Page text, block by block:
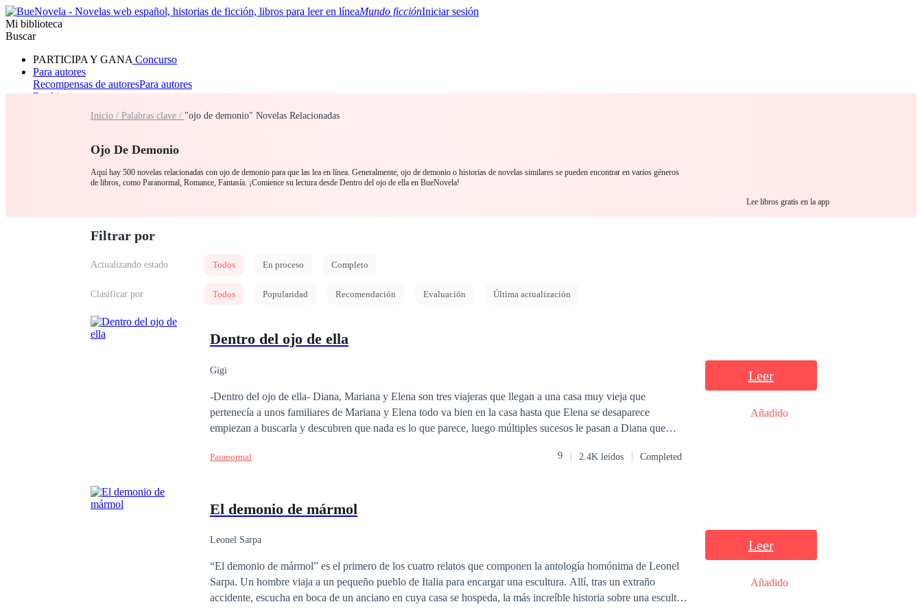
Mundo ficciónIniciar sesión
Mi biblioteca
Buscar
PARTICIPA Y GANA Concurso
Para autores
Recompensas de autoresPara autores
Ranking
RomanceHombre loboMafia
Inicio / Palabras clave / "ojo de demonio" Novelas Relacionadas
Ojo De Demonio
Aquí hay 500 novelas relacionadas con ojo de demonio para que las lea en línea. Generalmente, ojo de demonio o historias de novelas similares se pueden encontrar en varios géneros
de libros, como Paranormal, Romance, Fantasía. ¡Comience su lectura desde Dentro del ojo de ella en BueNovela!
Lee libros gratis en la app
Filtrar por
Actualizando estado Todos En proceso Completo
Clasificar por Todos Popularidad Recomendación Evaluación Última actualización
Dentro del ojo de ella
Gigi
-Dentro del ojo de ella- Diana, Mariana y Elena son tres viajeras que llegan a una casa muy vieja que
pertenecía a unos familiares de Mariana y Elena todo va bien en la casa hasta que Elena se desaparece
empiezan a buscarla y descubren que nada es lo que parece, luego múltiples sucesos le pasan a Diana que
Paranormal 9 2.4K leídos Completed
Leer
Añadido
El demonio de mármol
Leonel Sarpa
“El demonio de mármol” es el primero de los cuatro relatos que componen la antología homónima de Leonel
Sarpa. Un hombre viaja a un pequeño pueblo de Italia para encargar una escultura. Allí, tras un extraño
accidente, escucha en boca de un anciano en cuya casa se hospeda, la más increíble historia sobre una escultura
Leer
Añadido